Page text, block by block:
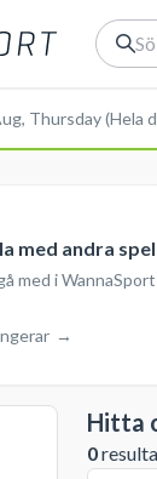
Thursday (Hela
med andra
med i WannaSport
→
Hitta
0